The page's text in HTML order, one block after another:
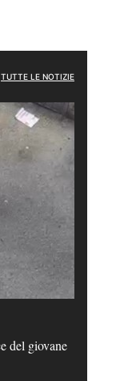
TUTTE LE NOTIZIE
del giovane